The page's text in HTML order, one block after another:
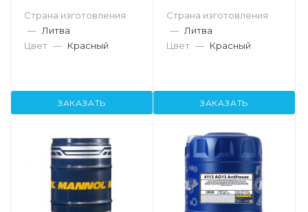
Страна изготовления
— Литва
Цвет — Красный
ЗАКАЗАТЬ
Страна изготовления
— Литва
Цвет — Красный
ЗАКАЗАТЬ